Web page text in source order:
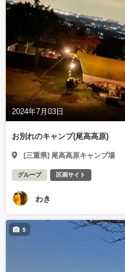
2024年7月03日
お別れのキャンプ(尾高高原)
[三重県] 尾高高原キャンプ場
グループ 区画サイト
わき
5